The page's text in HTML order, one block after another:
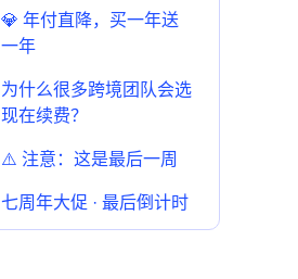
💎 年付直降，买一年送
一年
为什么很多跨境团队会选
现在续费？
⚠️ 注意：这是最后一周
七周年大促 · 最后倒计时